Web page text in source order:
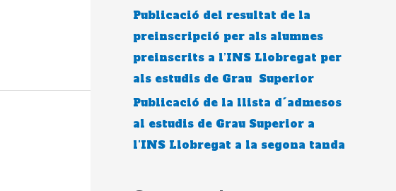
Publicació del resultat de la
preinscripció per als alumnes
preinscrits a l’INS Llobregat per
als estudis de Grau Superior
Publicació de la llista d´admesos
al estudis de Grau Superior a
l’INS Llobregat a la segona tanda